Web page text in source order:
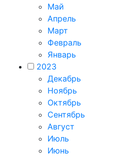
Май
Апрель
Март
Февраль
Январь
2023
Декабрь
Ноябрь
Октябрь
Сентябрь
Август
Июль
Июнь